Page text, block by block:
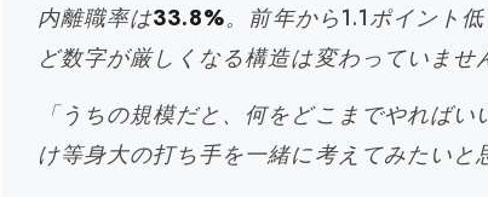
内離職率は33.8%。前年から1.1ポイント
ど数字が厳しくなる構造は変わっていませ
「うちの規模だと、何をどこまでやれば
け等身大の打ち手を一緒に考えてみたいと